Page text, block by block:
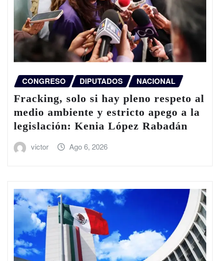
CONGRESO DIPUTADOS NACIONAL
Fracking, solo si hay pleno respeto al
medio ambiente y estricto apego a la
legislación: Kenia López Rabadán
victor Ago 6, 2026